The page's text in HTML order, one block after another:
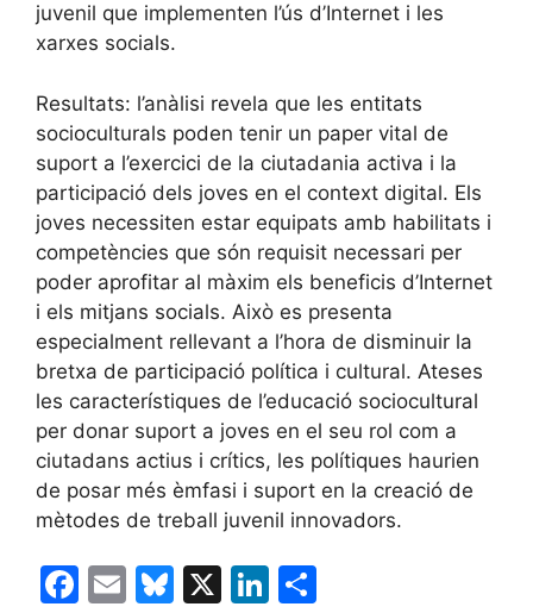
juvenil que implementen l’ús d’Internet i les
xarxes socials.
Resultats: l’anàlisi revela que les entitats
socioculturals poden tenir un paper vital de
suport a l’exercici de la ciutadania activa i la
participació dels joves en el context digital. Els
joves necessiten estar equipats amb habilitats i
competències que són requisit necessari per
poder aprofitar al màxim els beneficis d’Internet
i els mitjans socials. Això es presenta
especialment rellevant a l’hora de disminuir la
bretxa de participació política i cultural. Ateses
les característiques de l’educació sociocultural
per donar suport a joves en el seu rol com a
ciutadans actius i crítics, les polítiques haurien
de posar més èmfasi i suport en la creació de
mètodes de treball juvenil innovadors.
F
E
Bl X
Li